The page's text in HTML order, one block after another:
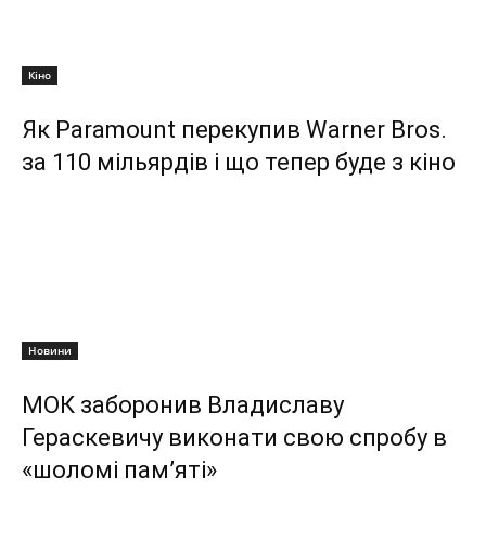
Кіно
Як Paramount перекупив Warner Bros.
за 110 мільярдів і що тепер буде з кіно
Новини
МОК заборонив Владиславу
Гераскевичу виконати свою спробу в
«шоломі пам’яті»